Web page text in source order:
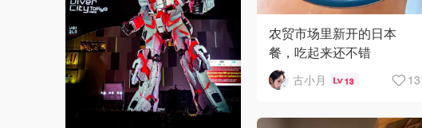
农贸市场里新开的日本
餐，吃起来还不错
古小月 13 13